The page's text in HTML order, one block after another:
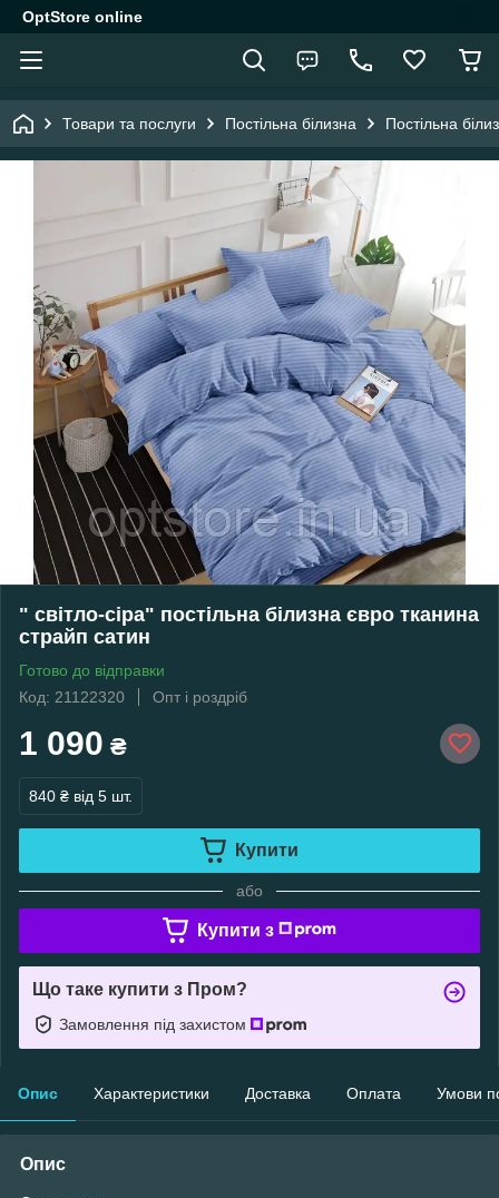
OptStore online
Товари та послуги Постільна білизна Постільна
" світло-сіра" постільна білизна євро тканина
страйп сатин
Готово до відправки
Код: 21122320
Опт і роздріб
1 090 ₴
840 ₴ від 5 шт.
Купити
або
Купити з
Що таке купити з Пром?
Замовлення під захистом
Опис Характеристики Доставка Оплата Умови
Опис